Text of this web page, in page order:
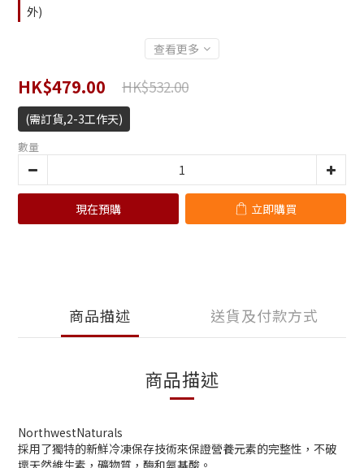
外)
查看更多
HK$479.00 HK$532.00
(需訂貨,2-3工作天)
數量
現在預購 立即購買
商品描述 送貨及付款方式
商品描述
NorthwestNaturals
採用了獨特的新鮮冷凍保存技術來保證營養元素的完整性，不破
壞天然維生素，礦物質，酶和氨基酸。